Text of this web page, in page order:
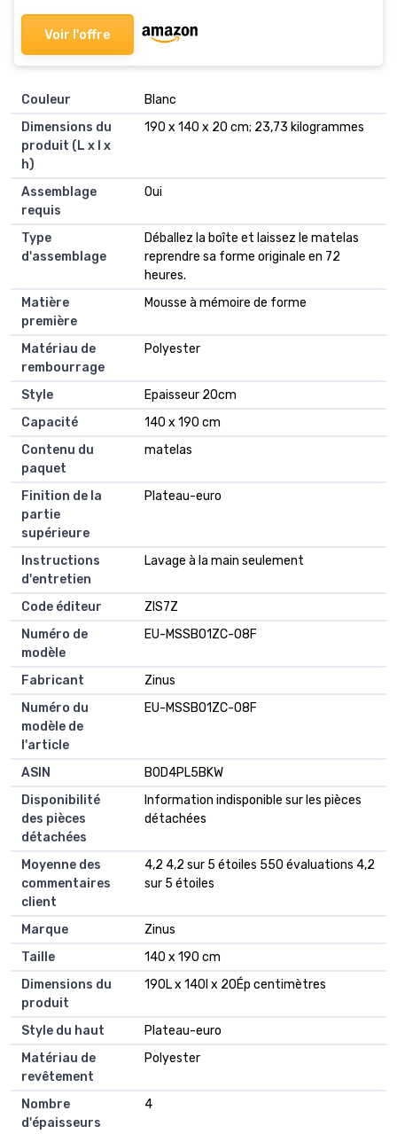
Voir l'offre
Couleur
‎Blanc
Dimensions du
produit (L x l x
h)
‎190 x 140 x 20 cm; 23,73 kilogrammes
Assemblage
requis
‎Oui
Type
d'assemblage
‎Déballez la boîte et laissez le matelas
reprendre sa forme originale en 72
heures.
Matière
première
‎Mousse à mémoire de forme
Matériau de
rembourrage
‎Polyester
Style
‎Epaisseur 20cm
Capacité
‎140 x 190 cm
Contenu du
paquet
‎matelas
Finition de la
partie
supérieure
‎Plateau-euro
Instructions
d'entretien
‎Lavage à la main seulement
Code éditeur
‎ZIS7Z
Numéro de
modèle
‎EU-MSSBO1ZC-08F
Fabricant
‎Zinus
Numéro du
modèle de
l'article
‎EU-MSSBO1ZC-08F
ASIN
‎B0D4PL5BKW
Disponibilité
des pièces
détachées
‎Information indisponible sur les pièces
détachées
Moyenne des
commentaires
client
4,2 4,2 sur 5 étoiles 550 évaluations 4,2
sur 5 étoiles
Marque
Zinus
Taille
140 x 190 cm
Dimensions du
produit
190L x 140l x 20Ép centimètres
Style du haut
Plateau-euro
Matériau de
revêtement
Polyester
Nombre
d'épaisseurs
4